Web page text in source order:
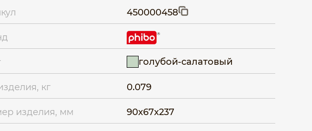
450000458
голубой-салатовый
кг 0.079
изделия, мм 90x67x237